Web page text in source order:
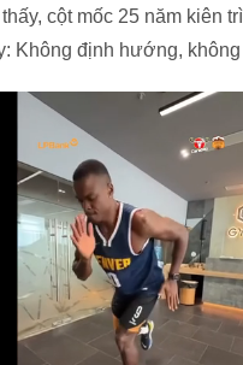
cột mốc 25 năm kiên
Không định hướng,